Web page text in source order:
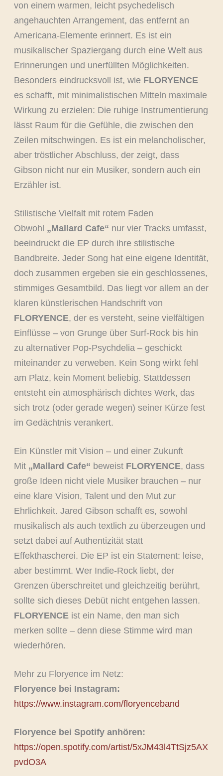
von einem warmen, leicht psychedelisch
angehauchten Arrangement, das entfernt an
Americana-Elemente erinnert. Es ist ein
musikalischer Spaziergang durch eine Welt aus
Erinnerungen und unerfüllten Möglichkeiten.
Besonders eindrucksvoll ist, wie FLORYENCE
es schafft, mit minimalistischen Mitteln maximale
Wirkung zu erzielen: Die ruhige Instrumentierung
lässt Raum für die Gefühle, die zwischen den
Zeilen mitschwingen. Es ist ein melancholischer,
aber tröstlicher Abschluss, der zeigt, dass
Gibson nicht nur ein Musiker, sondern auch ein
Erzähler ist.
Stilistische Vielfalt mit rotem Faden
Obwohl „Mallard Cafe“ nur vier Tracks umfasst,
beeindruckt die EP durch ihre stilistische
Bandbreite. Jeder Song hat eine eigene Identität,
doch zusammen ergeben sie ein geschlossenes,
stimmiges Gesamtbild. Das liegt vor allem an der
klaren künstlerischen Handschrift von
FLORYENCE, der es versteht, seine vielfältigen
Einflüsse – von Grunge über Surf-Rock bis hin
zu alternativer Pop-Psychdelia – geschickt
miteinander zu verweben. Kein Song wirkt fehl
am Platz, kein Moment beliebig. Stattdessen
entsteht ein atmosphärisch dichtes Werk, das
sich trotz (oder gerade wegen) seiner Kürze fest
im Gedächtnis verankert.
Ein Künstler mit Vision – und einer Zukunft
Mit „Mallard Cafe“ beweist FLORYENCE, dass
große Ideen nicht viele Musiker brauchen – nur
eine klare Vision, Talent und den Mut zur
Ehrlichkeit. Jared Gibson schafft es, sowohl
musikalisch als auch textlich zu überzeugen und
setzt dabei auf Authentizität statt
Effekthascherei. Die EP ist ein Statement: leise,
aber bestimmt. Wer Indie-Rock liebt, der
Grenzen überschreitet und gleichzeitig berührt,
sollte sich dieses Debüt nicht entgehen lassen.
FLORYENCEist ein Name, den man sich
merken sollte – denn diese Stimme wird man
wiederhören.
Mehr zu Floryence im Netz:
Floryence bei Instagram:
https://www.instagram.com/floryenceband
Floryence bei Spotify anhören:
https://open.spotify.com/artist/5xJM43l4TtSjz5AX
pvdO3A